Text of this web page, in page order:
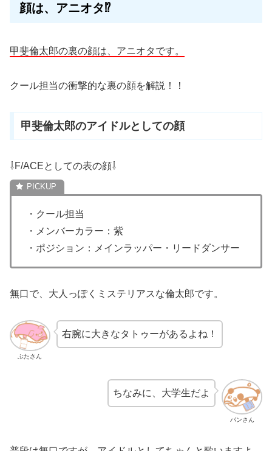
顔は、アニオタ⁉
甲斐倫太郎の裏の顔は、アニオタです。
クール担当の衝撃的な裏の顔を解説！！
甲斐倫太郎のアイドルとしての顔
⇩F/ACEとしての表の顔⇩
・クール担当
・メンバーカラー：紫
・ポジション：メインラッパー・リードダンサー
無口で、大人っぽくミステリアスな倫太郎です。
ぶたさん
右腕に大きなタトゥーがあるよね！
パンさん
ちなみに、大学生だよ